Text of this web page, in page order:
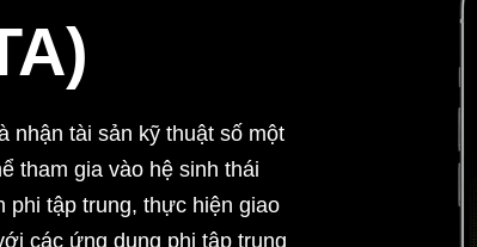
tài sản kỹ thuật số một
tham gia vào hệ sinh thái
phi tập trung, thực hiện giao
các ứng dụng phi tập trung